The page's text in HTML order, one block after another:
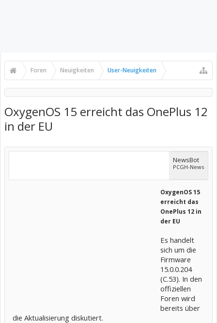
Foren Neuigkeiten User-Neuigkeiten
OxygenOS 15 erreicht das OnePlus 12
in der EU
NewsBot
PCGH-News
OxygenOS 15
erreicht das
OnePlus 12 in
der EU
Es handelt
sich um die
Firmware
15.0.0.204
(C.53). In den
offiziellen
Foren wird
bereits über
die Aktualisierung diskutiert.